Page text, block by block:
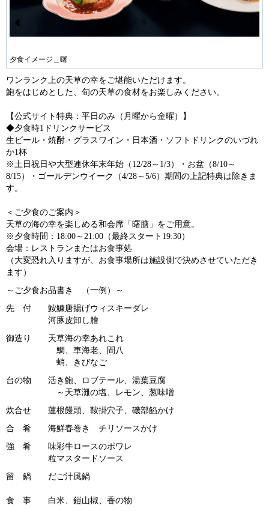
Pr
ev
io
us
夕食イメージ＿曙
N
9
ワンランク上の天草の幸をご堪能いただけます。
鮑をはじめとした、旬の天草の食材をお楽しみください。
【公式サイト特典：平日のみ（月曜から金曜）】
◆夕食時1ドリンクサービス
生ビール・焼酎・グラスワイン・日本酒・ソフトドリンクのいづれ
か1杯
※土日祝日や大型連休年末年始（12/28～1/3）・お盆（8/10～
8/15）・ゴールデンウイーク（4/28～5/6）期間の上記特典は除きま
す。
＜ご夕食のご案内＞
天草の海の幸を楽しめる和会席「曙膳」をご用意。
※夕食時間：18:00～21:00（最終スタート19:30）
会場：レストランまたはお食事処
（大変恐れ入りますが、お食事場所は施設側で決めさせていただき
ます）
～ご夕食お品書き （一例）～
先 付 鮟鱇唐揚げウィスキーダレ
河豚皮卸し膾
御造り 天草海の幸あれこれ
鯛、車海老、間八
蛸、きびなご
台の物 活き鮑、ロブテール、湯葉豆腐
～天草灘の塩、レモン、葱味噌
炊合せ 蓮根饅頭、鞍掛穴子、磯部餡かけ
合 肴 海鮮春巻き チリソースかけ
強 肴 味彩牛ロースのポワレ
粒マスタードソース
留 鍋 だご汁風鍋
食 事 白米、鎧山椒、香の物